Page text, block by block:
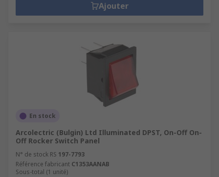
Ajouter
En stock
Arcolectric (Bulgin) Ltd Illuminated DPST, On-Off On-
Off Rocker Switch Panel
N° de stock RS 197-7793
Référence fabricant C1353AANAB
Sous-total (1 unité)